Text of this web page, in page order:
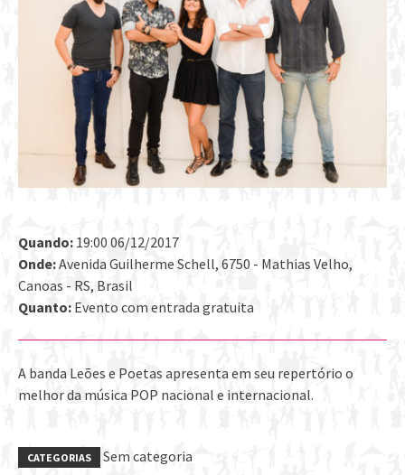
Quando: 19:00 06/12/2017
Onde:Avenida Guilherme Schell, 6750 - Mathias Velho,
Canoas - RS, Brasil
Quanto: Evento com entrada gratuita
A banda Leões e Poetas apresenta em seu repertório o
melhor da música POP nacional e internacional.
CATEGORIAS Sem categoria